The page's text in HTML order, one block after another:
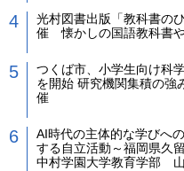
光村図書出版「教科書の
催 懐かしの国語教科書
つくば市、小学生向け科
を開始 研究機関集積の強
催
AI時代の主体的な学びへ
する自立活動～福岡県久
中村学園大学教育学部